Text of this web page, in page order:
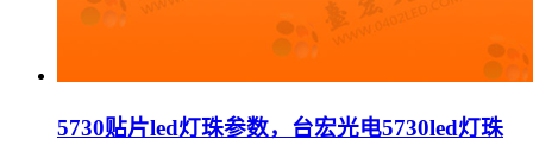
5730贴片led灯珠参数，台宏光电5730led灯珠